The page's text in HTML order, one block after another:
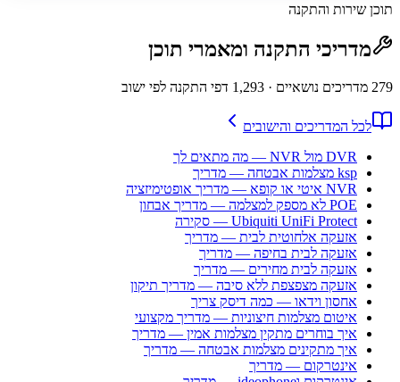
תוכן שירות והתקנה
מדריכי התקנה ומאמרי תוכן
279 מדריכים נושאיים · 1,293 דפי התקנה לפי ישוב
לכל המדריכים והישובים
DVR מול NVR — מה מתאים לך
ksp מצלמות אבטחה — מדריך
NVR איטי או קופא — מדריך אופטימיזציה
POE לא מספק למצלמה — מדריך אבחון
Ubiquiti UniFi Protect — סקירה
אזעקה אלחוטית לבית — מדריך
אזעקה לבית בחיפה — מדריך
אזעקה לבית מחירים — מדריך
אזעקה מצפצפת ללא סיבה — מדריך תיקון
אחסון וידאו — כמה דיסק צריך
איטום מצלמות חיצוניות — מדריך מקצועי
איך בוחרים מתקין מצלמות אמין — מדריך
איך מתקינים מצלמות אבטחה — מדריך
אינטרקום — מדריך